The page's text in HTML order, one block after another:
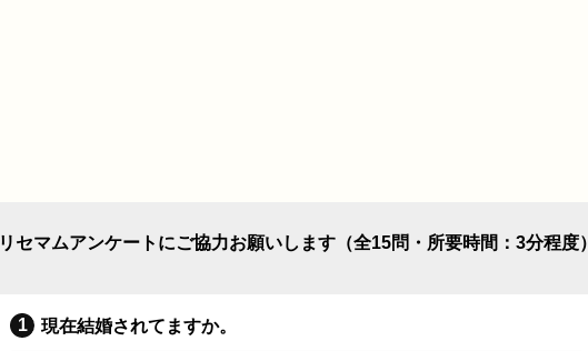
リセマムアンケートにご協力お願いします（全15問・所要時間：3分程度）
現在結婚されてますか。